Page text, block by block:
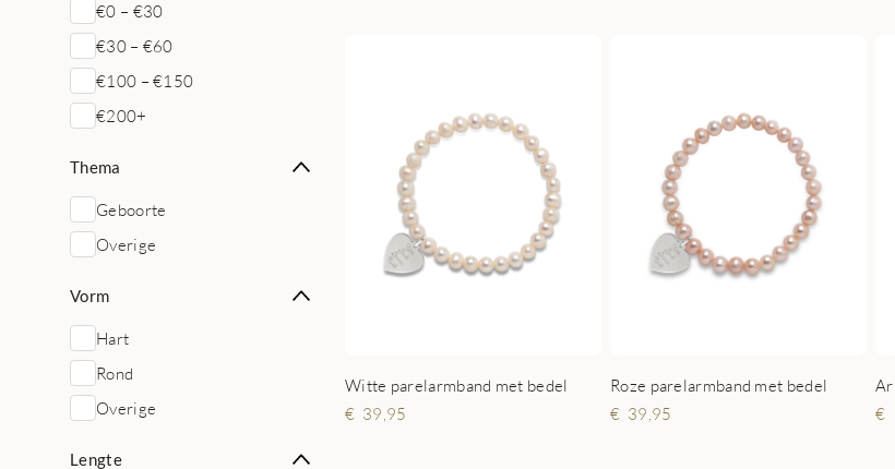
€0 – €30
€30 – €60
€100 – €150
€200+
Thema
Geboorte
Overige
Vorm
Hart
Rond
Overige
Lengte
Witte parelarmband met bedel
39,95
Roze parelarmband met bedel
39,95